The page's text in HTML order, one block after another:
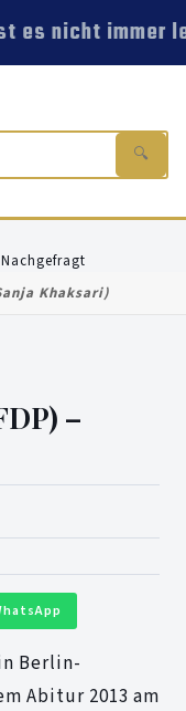
es nicht immer
🔍
Khaksari)
–
Berlin-
Abitur 2013 am